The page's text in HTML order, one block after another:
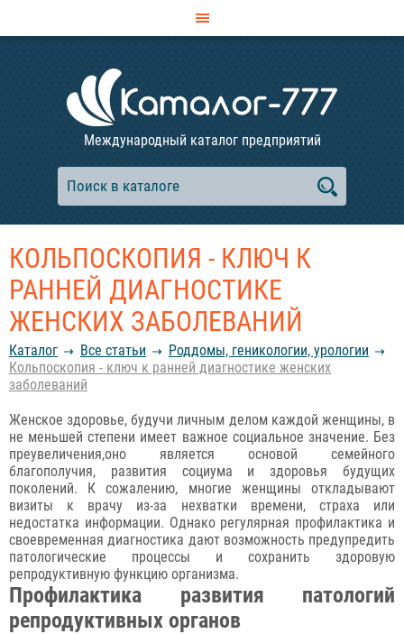
Международный каталог предприятий
КОЛЬПОСКОПИЯ - КЛЮЧ К
РАННЕЙ ДИАГНОСТИКЕ
ЖЕНСКИХ ЗАБОЛЕВАНИЙ
Каталог Все статьи
Роддомы, геникологии, урологии
Кольпоскопия - ключ к ранней диагностике женских
заболеваний
Женское здоровье, будучи личным делом каждой женщины, в
не меньшей степени имеет важное социальное значение. Без
преувеличения,оно является основой семейного
благополучия, развития социума и здоровья будущих
поколений. К сожалению, многие женщины откладывают
визиты к врачу из-за нехватки времени, страха или
недостатка информации. Однако регулярная профилактика и
своевременная диагностика дают возможность предупредить
патологические процессы и сохранить здоровую
репродуктивную функцию организма.
Профилактика развития патологий
репродуктивных органов